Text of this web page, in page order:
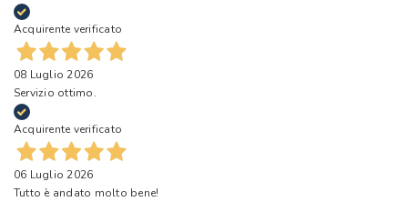
Acquirente verificato
08 Luglio 2026
Servizio ottimo.
Acquirente verificato
06 Luglio 2026
Tutto è andato molto bene!